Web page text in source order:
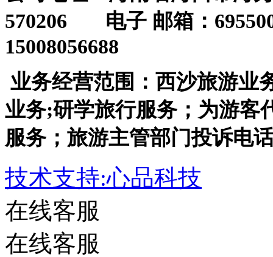
山东 山西 陕西 上海 四川
香港 澳门 台湾
Copyright @ 2014海南中
许可证号：L-HAN-
西沙旅游服务热线：0898-
66746688 总办电话：0898-
线：0898-66767778